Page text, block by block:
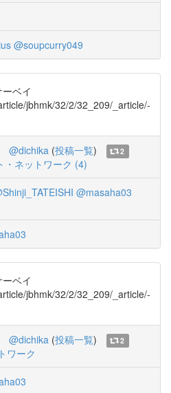
@soupcurry049
ベイ
jbhmk/32/2/32_209/_article/-
@dichika (投稿一覧)
2
・ネットワーク (4)
@masaha03
ベイ
jbhmk/32/2/32_209/_article/-
@dichika (投稿一覧)
2
ワーク